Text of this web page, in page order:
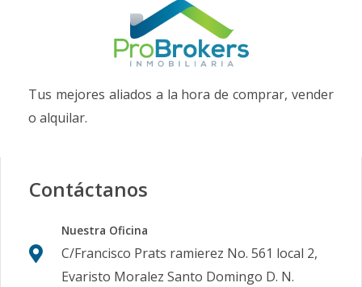
Tus mejores aliados a la hora de comprar, vender
o alquilar.
Contáctanos
Nuestra Oficina
C/Francisco Prats ramierez No. 561 local 2,
Evaristo Moralez Santo Domingo D. N.